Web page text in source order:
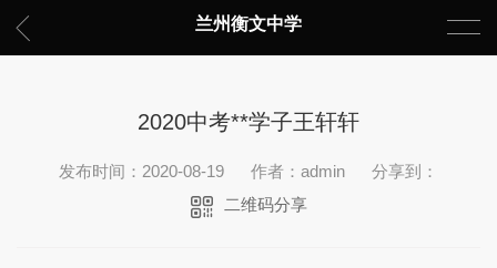
兰州衡文中学
2020中考**学子王轩轩
发布时间：2020-08-19 作者：admin
分享到：
二维码分享